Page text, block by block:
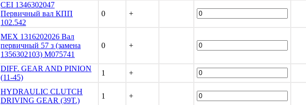
CEI 1346302047
Первичный вал КПП
102.542
0 +
MEX 1316202026 Вал
первичный 57 з (замена
1356302103) M075741
0 +
DIFF. GEAR AND PINION
(11-45)
1 +
HYDRAULIC CLUTCH
DRIVING GEAR (39T.)
1 +